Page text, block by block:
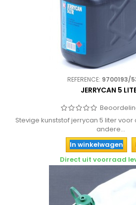
REFERENCE: 9700193/
JERRYCAN 5
Stevige kunststof jerrycan 5 liter
andere...
In winkelwagen
Direct uit voorraad